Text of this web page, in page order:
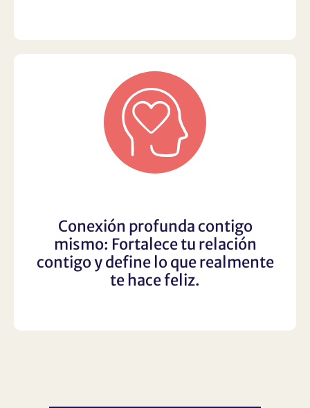
Conexión profunda contigo
mismo: Fortalece tu relación
contigo y define lo que realmente
te hace feliz.